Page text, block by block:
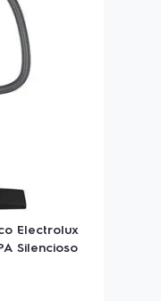
Electrolux
Silencioso